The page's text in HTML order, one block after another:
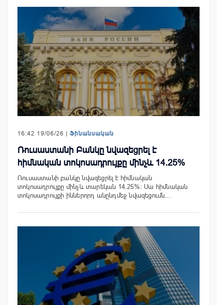
16:42 19/06/26 | Ֆինանսական
Ռուսաստանի Բանկը նվազեցրել է
հիմնական տոկոսադրույքը մինչև 14.25%
Ռուսաստանի բանկը նվազեցրել է հիմնական
տոկոսադրույքը մինչև տարեկան 14.25%։ Սա հիմնական
տոկոսադրույքի իններորդ անընդմեջ նվազեցումն…